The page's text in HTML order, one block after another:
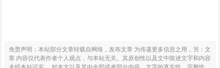
免责声明：本站部分文章转载自网络，发布文章 为传递更多信息之用，另：文
章 内容仅代表作者个人观点，与本站无关。其原创性以及文中陈述文字和内容